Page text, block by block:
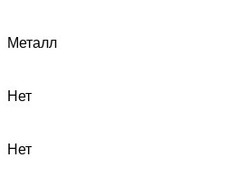
Металл
Нет
Нет